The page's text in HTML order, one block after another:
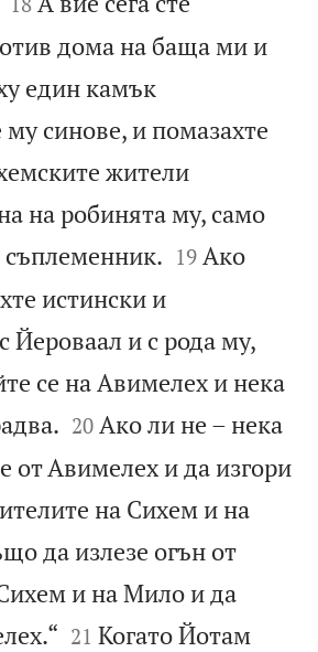
дома на баща ми и
един камък
му синове, и помазахте
жители
на робинята му, само


19 Ако
истински и
Йероваал и с рода му,
се на Авимелех и нека


20 Ако ли не – нека
от Авимелех и да изгори
на Сихем и на
да излезе огън от
и на Мило и да


21 Когато Йотам